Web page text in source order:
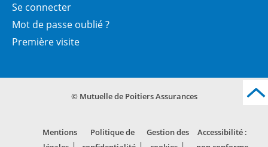
Se connecter
Mot de passe oublié ?
Première visite
© Mutuelle de Poitiers Assurances
Mentions
Politique de
Gestion des
Accessibilité :